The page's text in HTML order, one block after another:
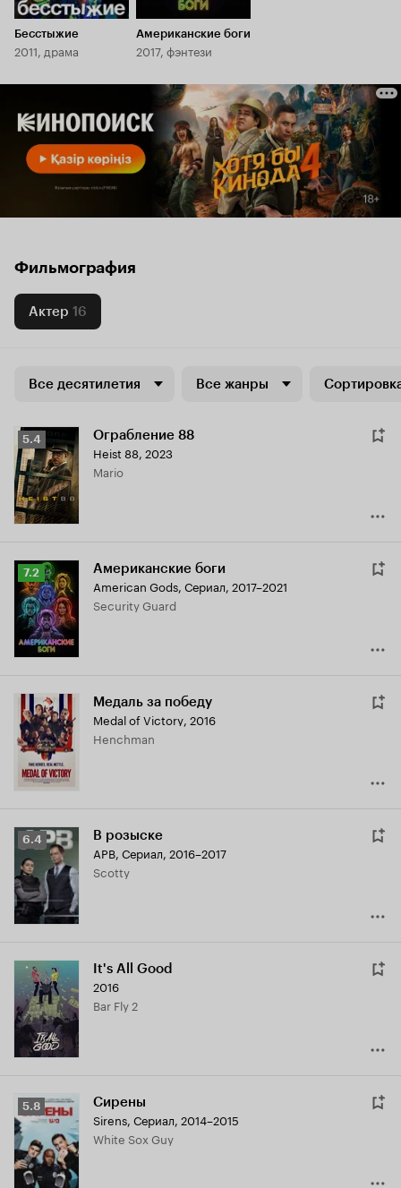
Бесстыжие
2011, драма
Американские боги
2017, фэнтези
Фильмография
Актер 16
Все десятилетия Все жанры
Рейтинг
Кинопоиска
5.4
5.4 Ограбление 88
Heist 88, 2023
Mario
Рейтинг
Кинопоиска
7.2
7.2 Американские боги
American Gods, Сериал, 2017–2021
Security Guard
Медаль за победу
Medal of Victory, 2016
Henchman
Рейтинг
Кинопоиска
6.4
6.4 В розыске
APB, Сериал, 2016–2017
Scotty
It's All Good
2016
Bar Fly 2
Рейтинг
Кинопоиска
5.8
5.8 Сирены
Sirens, Сериал, 2014–2015
White Sox Guy